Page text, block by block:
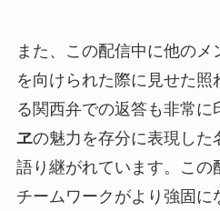
また、この配信中に他の
を向けられた際に見せた照
る関西弁での返答も非常に
ヱの魅力を存分に表現した
語り継がれています。この
チームワークがより強固に